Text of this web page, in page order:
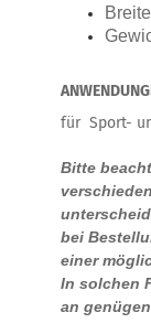
für Sport-
Bitte
bei
einer
In solchen
an